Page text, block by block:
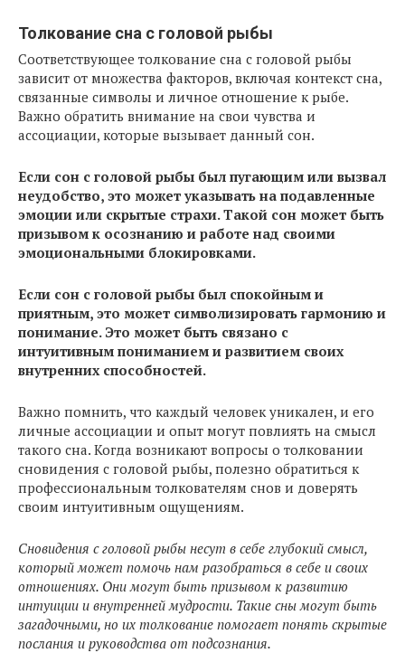
Толкование сна с головой рыбы
Соответствующее толкование сна с головой рыбы
зависит от множества факторов, включая контекст сна,
связанные символы и личное отношение к рыбе.
Важно обратить внимание на свои чувства и
ассоциации, которые вызывает данный сон.
Если сон с головой рыбы был пугающим или вызвал
неудобство, это может указывать на подавленные
эмоции или скрытые страхи. Такой сон может быть
призывом к осознанию и работе над своими
эмоциональными блокировками.
Если сон с головой рыбы был спокойным и
приятным, это может символизировать гармонию и
понимание. Это может быть связано с
интуитивным пониманием и развитием своих
внутренних способностей.
Важно помнить, что каждый человек уникален, и его
личные ассоциации и опыт могут повлиять на смысл
такого сна. Когда возникают вопросы о толковании
сновидения с головой рыбы, полезно обратиться к
профессиональным толкователям снов и доверять
своим интуитивным ощущениям.
Сновидения с головой рыбы несут в себе глубокий смысл,
который может помочь нам разобраться в себе и своих
отношениях. Они могут быть призывом к развитию
интуиции и внутренней мудрости. Такие сны могут быть
загадочными, но их толкование помогает понять скрытые
послания и руководства от подсознания.